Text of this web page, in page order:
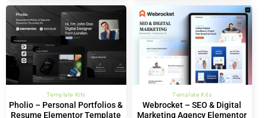
hạng
5
sao
hạng
0
5
Template Kits
Pholio – Personal Portfolios &
Resume Elementor Template
Template Kits
Webrocket – SEO & Digital
Marketing Agency Elementor